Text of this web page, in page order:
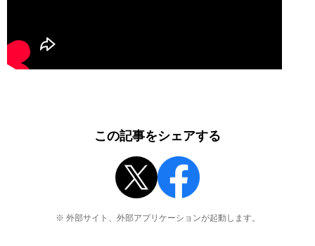
この記事をシェアする
※ 外部サイト、外部アプリケーションが起動します。